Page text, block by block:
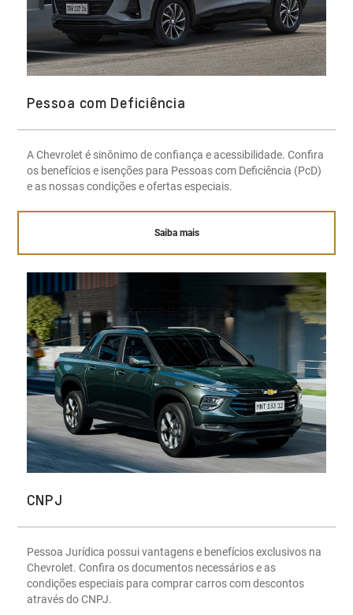
Pessoa com Deficiência
A Chevrolet é sinônimo de confiança e acessibilidade. Confira
os benefícios e isenções para Pessoas com Deficiência (PcD)
e as nossas condições e ofertas especiais.
Saiba mais
CNPJ
Pessoa Jurídica possui vantagens e benefícios exclusivos na
Chevrolet. Confira os documentos necessários e as
condições especiais para comprar carros com descontos
através do CNPJ.